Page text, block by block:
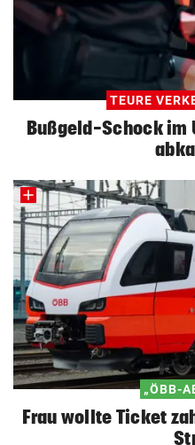
TEURE
Bußgeld-Schock im
„ÖBB-
Frau wollte Ticket